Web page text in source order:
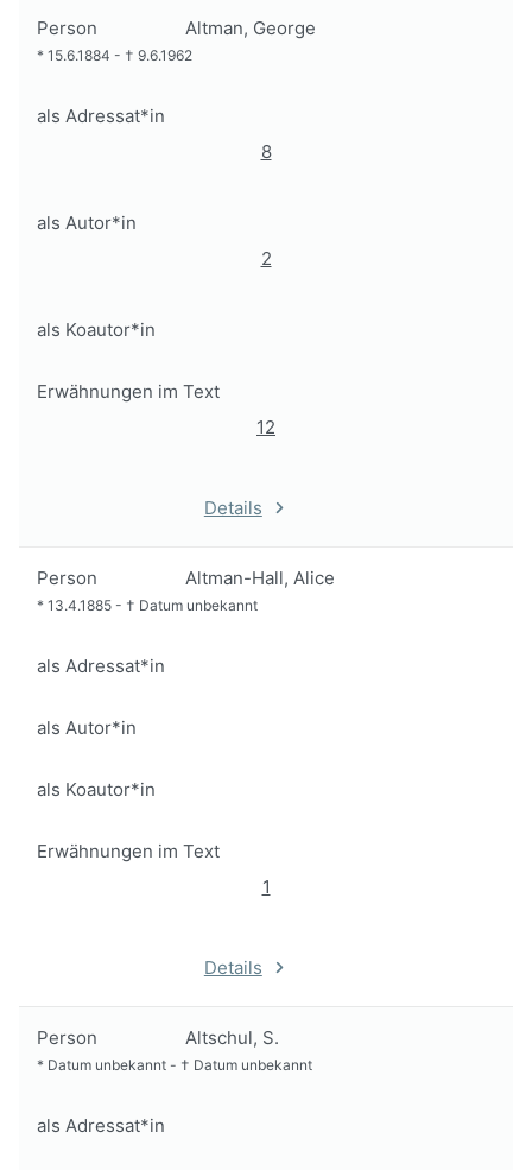
Person Altman, George
* 15.6.1884 - † 9.6.1962
als Adressat*in
8
als Autor*in
2
als Koautor*in
Erwähnungen im Text
12
Details
Person Altman-Hall, Alice
* 13.4.1885 - † Datum unbekannt
als Adressat*in
als Autor*in
als Koautor*in
Erwähnungen im Text
1
Details
Person Altschul, S.
* Datum unbekannt - † Datum unbekannt
als Adressat*in